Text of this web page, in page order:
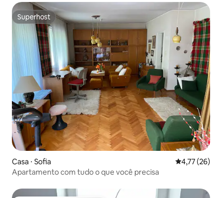
Superhost
Superhost
Casa ⋅ Sofia 4,77 de uma
4,77 (26)
Apartamento com tudo o que você precisa